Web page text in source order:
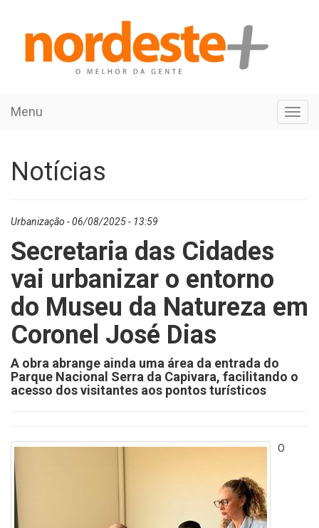
Menu
Notícias
Urbanização - 06/08/2025 - 13:59
Secretaria das Cidades
vai urbanizar o entorno
do Museu da Natureza em
Coronel José Dias
A obra abrange ainda uma área da entrada do
Parque Nacional Serra da Capivara, facilitando o
acesso dos visitantes aos pontos turísticos
O